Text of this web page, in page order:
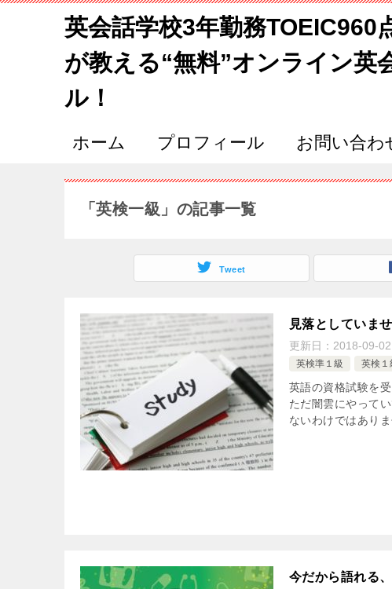
英会話学校3年勤務TOEIC960
が教える“無料”オンライン英
ル！
ホーム プロフィール お問い合わ
「英検一級」の記事一覧
Tweet
見落としていま
更新日： 2018-09-02
英検準１級 英検１
英語の資格試験を
ただ闇雲にやって
ないわけではあり
今だから語れる